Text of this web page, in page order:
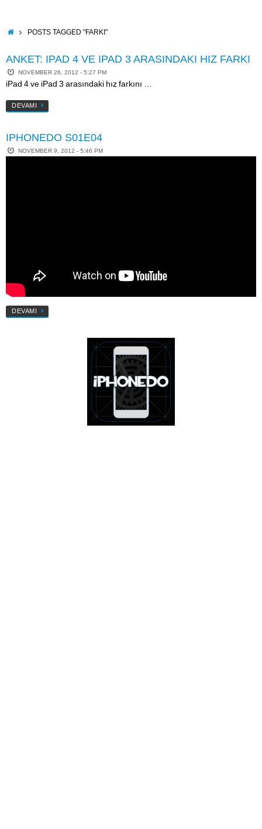
contentHOMEPOSTS TAGGED "FARKI"
ANKET: IPAD 4 VE IPAD 3 ARASINDAKI HIZ FARKI
NOVEMBER 26, 2012 - 5:27 PM
iPad 4 ve iPad 3 arasındaki hız farkını …
DEVAMI
IPHONEDO S01E04
NOVEMBER 9, 2012 - 5:46 PM
DEVAMI